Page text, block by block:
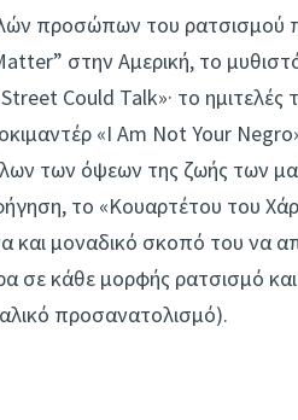
προσώπων του ρατσισμού
στην Αμερική, το
Could Talk»· το
«I Am Not Your
των όψεων της ζωής των
το «Κουαρτέτου του
και μοναδικό σκοπό του να
σε κάθε μορφής ρατσισμό
προσανατολισμό).